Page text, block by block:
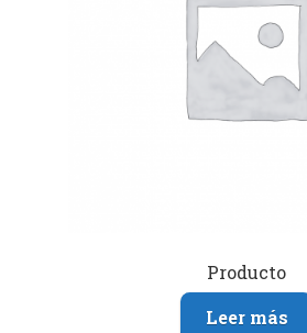
Producto
Leer más